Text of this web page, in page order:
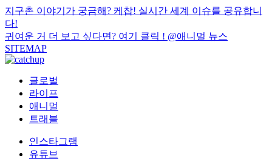
지구촌 이야기가 궁금해? 케찹! 실시간 세계 이슈를 공유합니
다!
귀여운 거 더 보고 싶다면? 여기 클릭 ! @애니멀 뉴스
SITEMAP
글로벌
라이프
애니멀
트래블
인스타그램
유튜브